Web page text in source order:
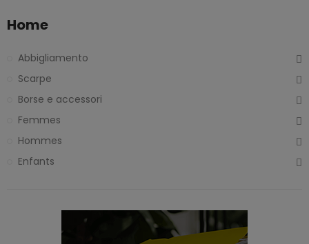
Home
Abbigliamento
Scarpe
Borse e accessori
Femmes
Hommes
Enfants